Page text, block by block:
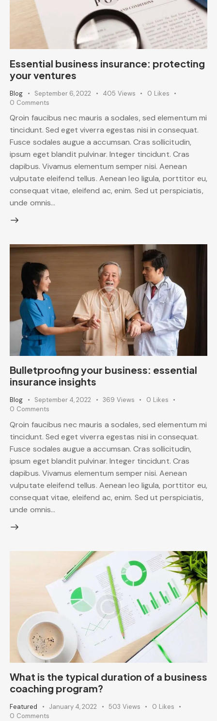
Essential business insurance: protecting
your ventures
Blog September 6, 2022 405 Views 0 Likes
0 Comments
Qroin faucibus nec mauris a sodales, sed elementum mi
tincidunt. Sed eget viverra egestas nisi in consequat.
Fusce sodales augue a accumsan. Cras sollicitudin,
ipsum eget blandit pulvinar. Integer tincidunt. Cras
dapibus. Vivamus elementum semper nisi. Aenean
vulputate eleifend tellus. Aenean leo ligula, porttitor eu,
consequat vitae, eleifend ac, enim. Sed ut perspiciatis,
unde omnis…
Bulletproofing your business: essential
insurance insights
Blog September 4, 2022 369 Views 0 Likes
0 Comments
Qroin faucibus nec mauris a sodales, sed elementum mi
tincidunt. Sed eget viverra egestas nisi in consequat.
Fusce sodales augue a accumsan. Cras sollicitudin,
ipsum eget blandit pulvinar. Integer tincidunt. Cras
dapibus. Vivamus elementum semper nisi. Aenean
vulputate eleifend tellus. Aenean leo ligula, porttitor eu,
consequat vitae, eleifend ac, enim. Sed ut perspiciatis,
unde omnis…
What is the typical duration of a business
coaching program?
Featured January 4, 2022 503 Views 0 Likes
0 Comments